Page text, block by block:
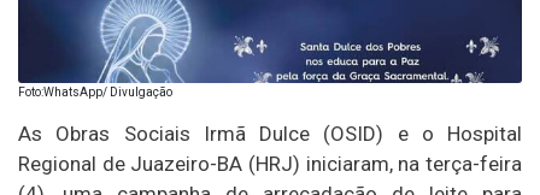
Foto:WhatsApp/ Divulgação
As Obras Sociais Irmã Dulce (OSID) e o Hospital
Regional de Juazeiro-BA (HRJ) iniciaram, na terça-feira